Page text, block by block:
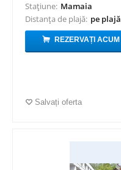
Stațiune: Mamaia
Distanța de plajă: pe plajă
REZERVAȚI ACUM
Salvați oferta